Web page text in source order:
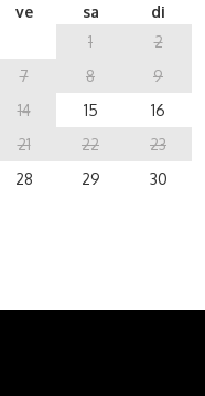
ve sa
di
1
2
7 8
9
14 15
16
21 22
23
28 29
30